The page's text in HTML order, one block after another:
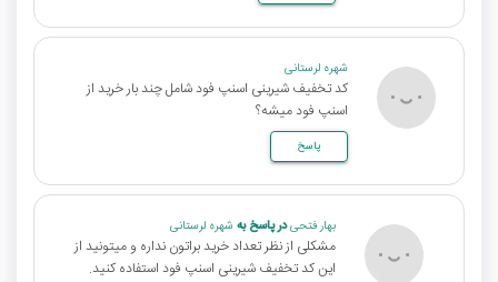
شهره لرستانی
کد تخفیف شیرینی اسنپ فود شامل چند بار خرید از
اسنپ فود میشه؟
پاسخ
بهار فتحیدر پاسخ به شهره لرستانی
مشکلی از نظر تعداد خرید براتون نداره و میتونید از
این کد تخفیف شیرینی اسنپ فود استفاده کنید.